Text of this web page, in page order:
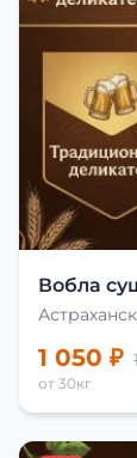
Вобла
1 050 ₽
от 30кг